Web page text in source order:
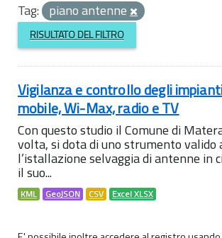
Tag: piano antenne
RISULTATO DEL FILTRO
Vigilanza e controllo degli
mobile, Wi-Max, radio e TV
Con questo studio il Comune di
volta, si dota di uno strumento valido
l’istallazione selvaggia di antenne in
il suo...
KML GeoJSON CSV Excel XLSX